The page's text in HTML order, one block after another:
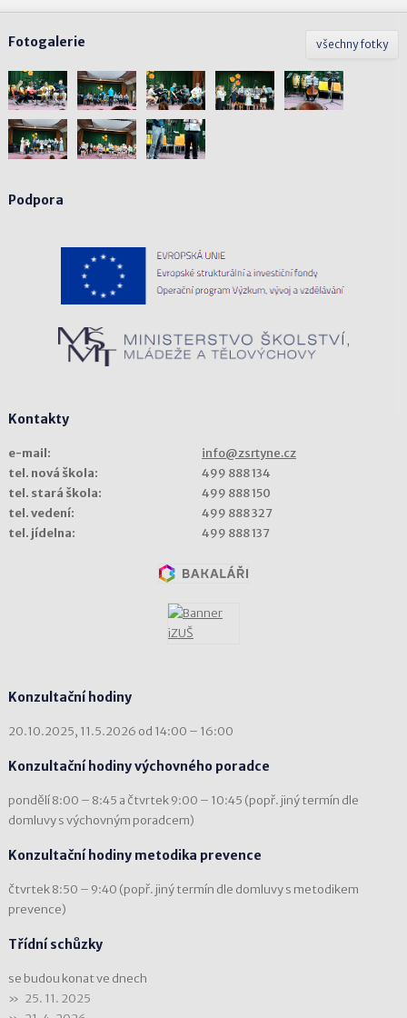
všechny fotky
Fotogalerie
Podpora
Kontakty
e-mail:
info@zsrtyne.cz
tel. nová škola:
499 888 134
tel. stará škola:
499 888 150
tel. vedení:
499 888 327
tel. jídelna:
499 888 137
Konzultační hodiny
20.10.2025, 11.5.2026 od 14:00 – 16:00
Konzultační hodiny výchovného poradce
pondělí 8:00 – 8:45 a čtvrtek 9:00 – 10:45 (popř. jiný termín dle
domluvy s výchovným poradcem)
Konzultační hodiny metodika prevence
čtvrtek 8:50 – 9:40 (popř. jiný termín dle domluvy s metodikem
prevence)
Třídní schůzky
se budou konat ve dnech
25. 11. 2025